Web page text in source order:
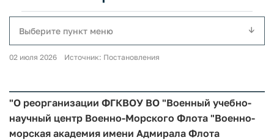
Выберите пункт меню
02 июля 2026 Источник: Постановления
"О реорганизации ФГКВОУ ВО "Военный учебно-
научный центр Военно-Морского Флота "Военно-
морская академия имени Адмирала Флота